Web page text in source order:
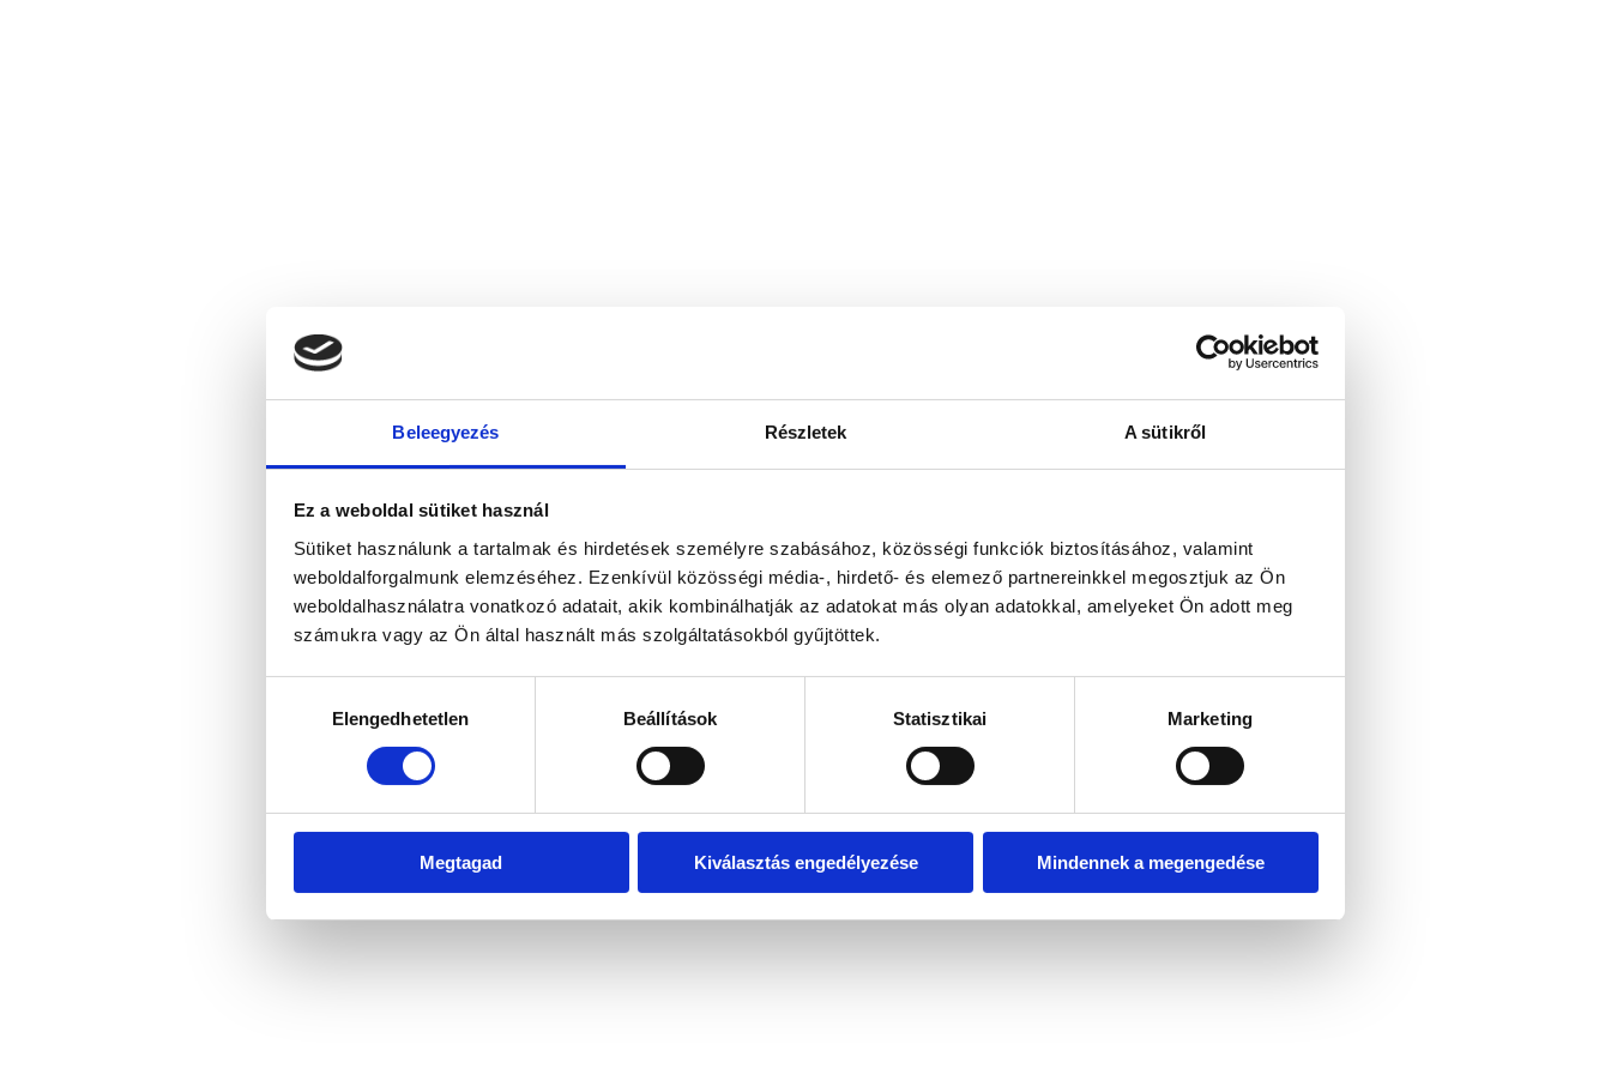
Beleegyezés Részletek A sütikről
Ez a weboldal sütiket használ
Sütiket használunk a tartalmak és hirdetések személyre szabásához, közösségi funkciók biztosításához, valamint
weboldalforgalmunk elemzéséhez. Ezenkívül közösségi média-, hirdető- és elemező partnereinkkel megosztjuk az Ön
weboldalhasználatra vonatkozó adatait, akik kombinálhatják az adatokat más olyan adatokkal, amelyeket Ön adott meg
számukra vagy az Ön által használt más szolgáltatásokból gyűjtöttek.
kiválasztásaElengedhetetlen Beállítások Statisztikai Marketing
Megtagad Kiválasztás engedélyezése Mindennek a megengedése
Application error: a client-side exception has occurred while loadingwww.bicapp.hu (see the browser console for more information)